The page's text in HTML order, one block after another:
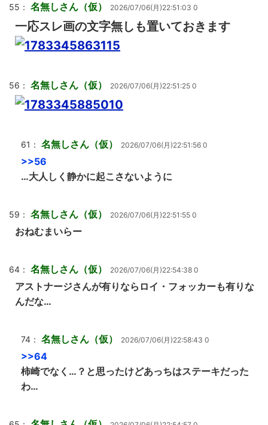
55： 名無しさん（仮） 2026/07/06(月)22:51:03 0
一応スレ画の文字無しも置いておきます
56： 名無しさん（仮） 2026/07/06(月)22:51:25 0
61： 名無しさん（仮） 2026/07/06(月)22:51:56 0
>>56
…大人しく静かに起こさないように
59： 名無しさん（仮） 2026/07/06(月)22:51:55 0
おねむまいらー
64： 名無しさん（仮） 2026/07/06(月)22:54:38 0
アストナージさんが有りならロイ・フォッカーも有りな
んだな…
74： 名無しさん（仮） 2026/07/06(月)22:58:43 0
>>64
柿崎でなく…？と思ったけどあっちはステーキだった
わ…